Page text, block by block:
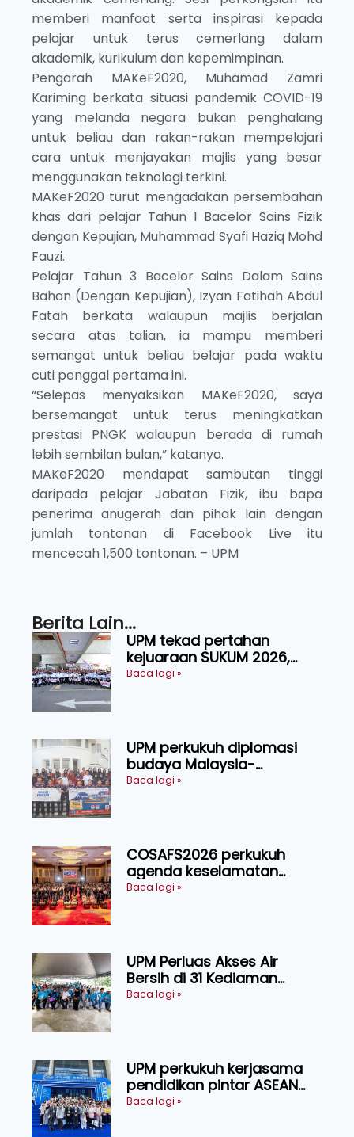
memberi manfaat serta inspirasi kepada
pelajar untuk terus cemerlang dalam
akademik, kurikulum dan kepemimpinan.
Pengarah MAKeF2020, Muhamad Zamri
Kariming berkata situasi pandemik COVID-19
yang melanda negara bukan penghalang
untuk beliau dan rakan-rakan mempelajari
cara untuk menjayakan majlis yang besar
menggunakan teknologi terkini.
MAKeF2020 turut mengadakan persembahan
khas dari pelajar Tahun 1 Bacelor Sains Fizik
dengan Kepujian, Muhammad Syafi Haziq Mohd
Fauzi.
Pelajar Tahun 3 Bacelor Sains Dalam Sains
Bahan (Dengan Kepujian), Izyan Fatihah Abdul
Fatah berkata walaupun majlis berjalan
secara atas talian, ia mampu memberi
semangat untuk beliau belajar pada waktu
cuti penggal pertama ini.
“Selepas menyaksikan MAKeF2020, saya
bersemangat untuk terus meningkatkan
prestasi PNGK walaupun berada di rumah
lebih sembilan bulan,” katanya.
MAKeF2020 mendapat sambutan tinggi
daripada pelajar Jabatan Fizik, ibu bapa
penerima anugerah dan pihak lain dengan
jumlah tontonan di Facebook Live itu
mencecah 1,500 tontonan. – UPM
Berita Lain...
UPM tekad pertahan
kejuaraan SUKUM 2026,
sasar 16 pingat emas
Baca lagi »
UPM perkukuh diplomasi
budaya Malaysia-
Indonesia melalui Narasi
Baca lagi »
COSAFS2026 perkukuh
agenda keselamatan
makanan, AgriHub pacu
Baca lagi »
UPM Perluas Akses Air
Bersih di 31 Kediaman
Orang Asli Tasik Chini
Baca lagi »
UPM perkukuh kerjasama
pendidikan pintar ASEAN
menerusi lawatan rasmi ke
Baca lagi »